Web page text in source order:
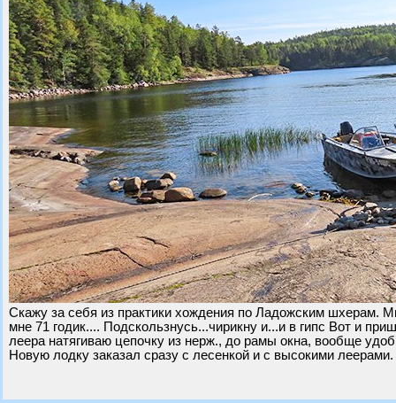
Скажу за себя из практики хождения по Ладожским шхерам.
мне 71 годик.... Подскользнусь...чирикну и...и в гипс Вот и
леера натягиваю цепочку из нерж., до рамы окна, вообще
Новую лодку заказал сразу с лесенкой и с высокими леерами.